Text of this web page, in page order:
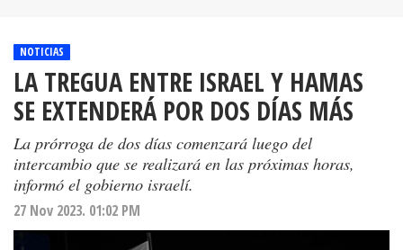
NOTICIAS
LA TREGUA ENTRE ISRAEL Y HAMAS
SE EXTENDERÁ POR DOS DÍAS MÁS
La prórroga de dos días comenzará luego del
intercambio que se realizará en las próximas horas,
informó el gobierno israelí.
27 Nov 2023. 01:02 PM